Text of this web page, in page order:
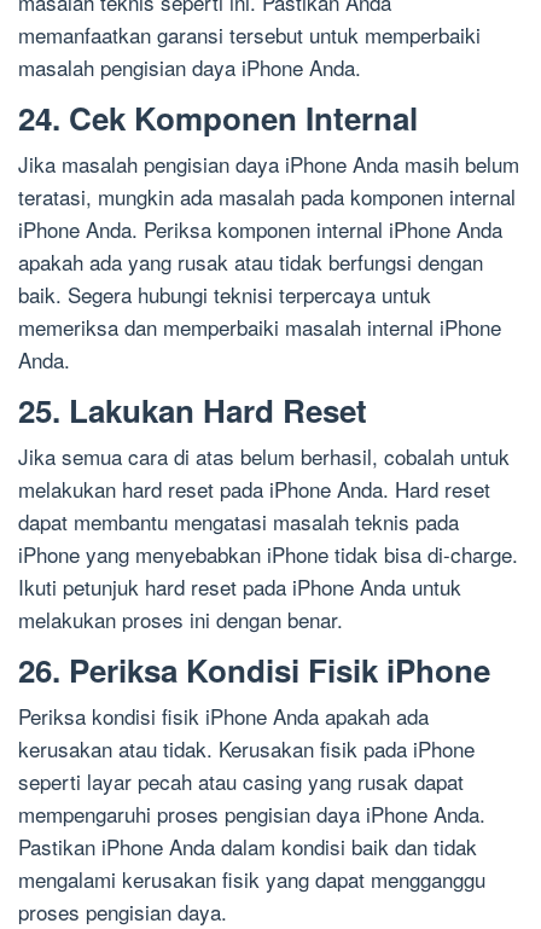
memanfaatkan garansi tersebut untuk memperbaiki
masalah pengisian daya iPhone Anda.
24. Cek Komponen Internal
Jika masalah pengisian daya iPhone Anda masih belum
teratasi, mungkin ada masalah pada komponen internal
iPhone Anda. Periksa komponen internal iPhone Anda
apakah ada yang rusak atau tidak berfungsi dengan
baik. Segera hubungi teknisi terpercaya untuk
memeriksa dan memperbaiki masalah internal iPhone
Anda.
25. Lakukan Hard Reset
Jika semua cara di atas belum berhasil, cobalah untuk
melakukan hard reset pada iPhone Anda. Hard reset
dapat membantu mengatasi masalah teknis pada
iPhone yang menyebabkan iPhone tidak bisa di-charge.
Ikuti petunjuk hard reset pada iPhone Anda untuk
melakukan proses ini dengan benar.
26. Periksa Kondisi Fisik iPhone
Periksa kondisi fisik iPhone Anda apakah ada
kerusakan atau tidak. Kerusakan fisik pada iPhone
seperti layar pecah atau casing yang rusak dapat
mempengaruhi proses pengisian daya iPhone Anda.
Pastikan iPhone Anda dalam kondisi baik dan tidak
mengalami kerusakan fisik yang dapat mengganggu
proses pengisian daya.